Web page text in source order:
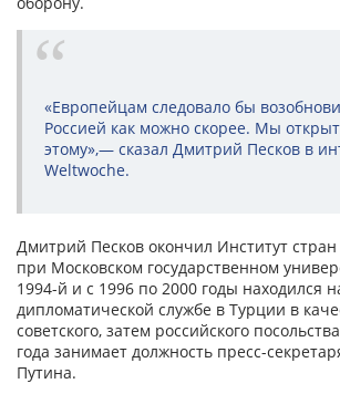
«Европейцам следовало бы
Россией как можно скорее. Мы
этому»,— сказал Дмитрий Песков в
Weltwoche.
Дмитрий Песков окончил Институт
при Московском государственном
1994-й и с 1996 по 2000 годы находился
дипломатической службе в Турции в
советского, затем российского
года занимает должность пресс-
Путина.